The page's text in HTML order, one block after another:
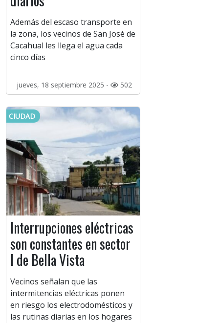
Además del escaso transporte en
la zona, los vecinos de San José de
Cacahual les llega el agua cada
cinco días
jueves, 18 septiembre 2025 - 502
CIUDAD
Interrupciones eléctricas
son constantes en sector
I de Bella Vista
Vecinos señalan que las
intermitencias eléctricas ponen
en riesgo los electrodomésticos y
las rutinas diarias en los hogares